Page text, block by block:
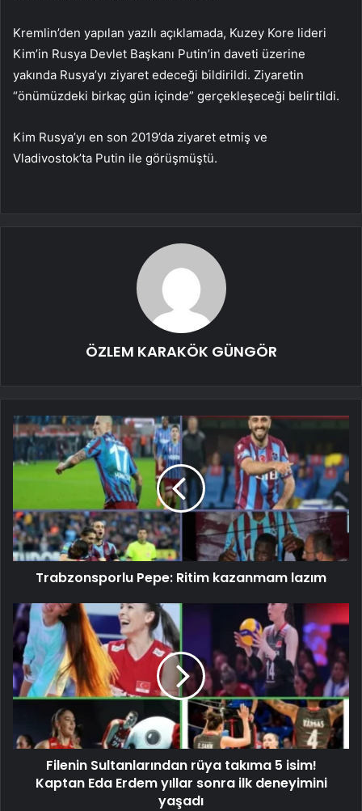
Kremlin’den yapılan yazılı açıklamada, Kuzey Kore lideri
Kim’in Rusya Devlet Başkanı Putin’in daveti üzerine
yakında Rusya’yı ziyaret edeceği bildirildi. Ziyaretin
“önümüzdeki birkaç gün içinde” gerçekleşeceği belirtildi.
Kim Rusya’yı en son 2019’da ziyaret etmiş ve
Vladivostok’ta Putin ile görüşmüştü.
ÖZLEM KARAKÖK GÜNGÖR
Trabzonsporlu Pepe: Ritim kazanmam lazım
Filenin Sultanlarından rüya takıma 5 isim!
Kaptan Eda Erdem yıllar sonra ilk deneyimini
yaşadı